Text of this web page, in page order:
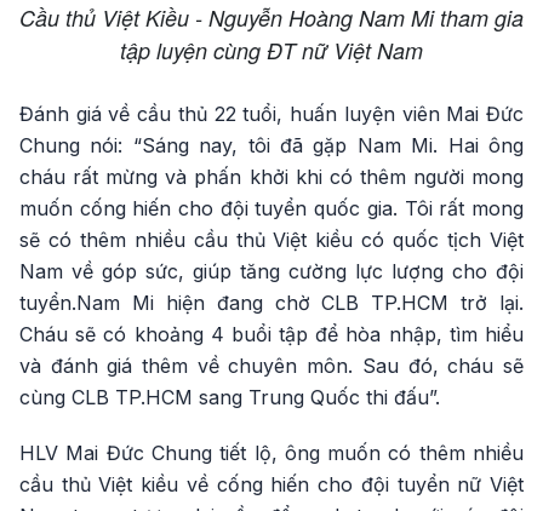
Cầu thủ Việt Kiều - Nguyễn Hoàng Nam Mi tham gia
tập luyện cùng ĐT nữ Việt Nam
Đánh giá về cầu thủ 22 tuổi, huấn luyện viên Mai Đức
Chung nói: “Sáng nay, tôi đã gặp Nam Mi. Hai ông
cháu rất mừng và phấn khởi khi có thêm người mong
muốn cống hiến cho đội tuyển quốc gia. Tôi rất mong
sẽ có thêm nhiều cầu thủ Việt kiều có quốc tịch Việt
Nam về góp sức, giúp tăng cường lực lượng cho đội
tuyển.Nam Mi hiện đang chờ CLB TP.HCM trở lại.
Cháu sẽ có khoảng 4 buổi tập để hòa nhập, tìm hiểu
và đánh giá thêm về chuyên môn. Sau đó, cháu sẽ
cùng CLB TP.HCM sang Trung Quốc thi đấu”.
HLV Mai Đức Chung tiết lộ, ông muốn có thêm nhiều
cầu thủ Việt kiều về cống hiến cho đội tuyển nữ Việt